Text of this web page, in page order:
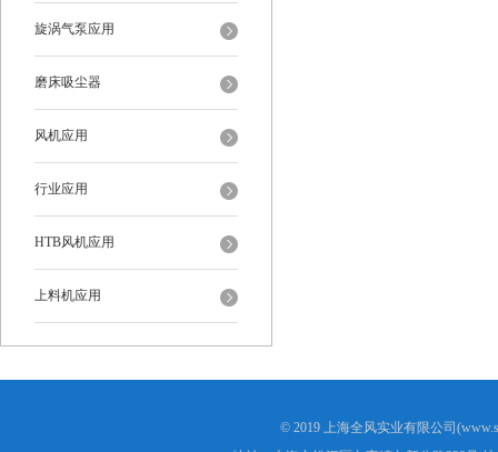
旋涡气泵应用
磨床吸尘器
风机应用
行业应用
HTB风机应用
上料机应用
© 2019 上海全风实业有限公司